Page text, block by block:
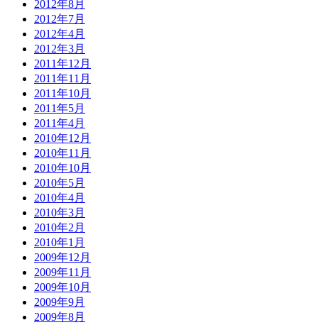
2012年8月
2012年7月
2012年4月
2012年3月
2011年12月
2011年11月
2011年10月
2011年5月
2011年4月
2010年12月
2010年11月
2010年10月
2010年5月
2010年4月
2010年3月
2010年2月
2010年1月
2009年12月
2009年11月
2009年10月
2009年9月
2009年8月